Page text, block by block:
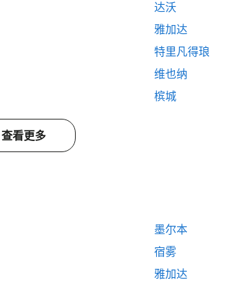
达沃
雅加达
特里凡得琅
维也纳
槟城
查看更多
墨尔本
宿雾
雅加达